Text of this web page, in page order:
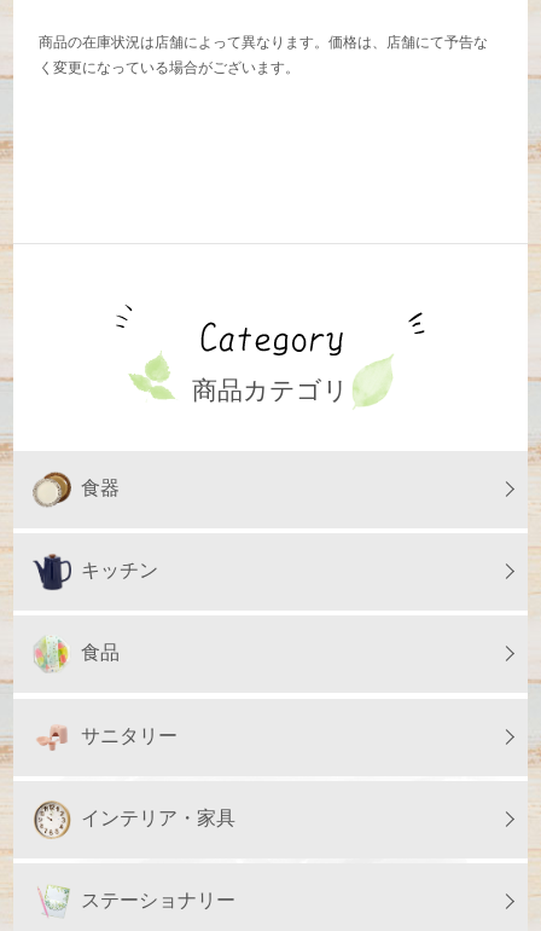
商品の在庫状況は店舗によって異なります。価格は、店舗にて予告な
く変更になっている場合がございます。
商品カテゴリ
食器
キッチン
食品
サニタリー
インテリア・家具
ステーショナリー